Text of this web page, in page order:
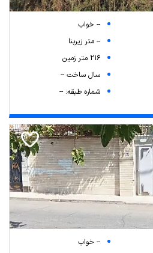
-- خواب
-- متر زیربنا
216 متر زمین
سال ساخت --
شماره طبقه: --
-- خواب